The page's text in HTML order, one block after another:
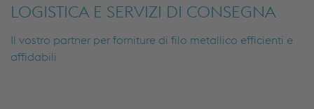
LOGISTICA E SERVIZI DI CONSEGNA
Il vostro partner per forniture di filo metallico efficienti e
affidabili